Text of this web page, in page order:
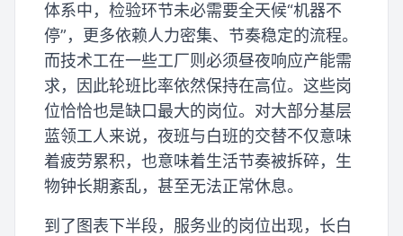
体系中，检验环节未必需要全天候“机器不
停”，更多依赖人力密集、节奏稳定的流程。
而技术工在一些工厂则必须昼夜响应产能需
求，因此轮班比率依然保持在高位。这些岗
位恰恰也是缺口最大的岗位。对大部分基层
蓝领工人来说，夜班与白班的交替不仅意味
着疲劳累积，也意味着生活节奏被拆碎，生
物钟长期紊乱，甚至无法正常休息。
到了图表下半段，服务业的岗位出现，长白